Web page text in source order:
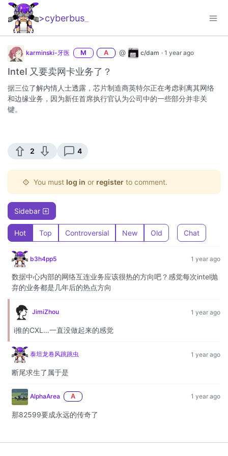
>cyberbus
karminski-牙医 M A @ c/dam · 1 year ago
Intel 又要卖网卡业务了？
据三位了解内情人士透露，芯片制造商英特尔正在考虑剥离其网络
和边缘业务，因为新任首席执行官认为公司中的一些部分并非关
键。
2 4
You must log in or register to comment.
Sidebar
Hot Top Controversial New Old Chat
b3h4pp5 1 year ago
数据中心内部的网络互连业务应该很热的方向吧？感觉每次intel抛
弃的业务都是几年后的热点方向
JimiZhou 1 year ago
i推的CXL…一直没做起来的感觉
泰坦龙卷风跳跳虫 1 year ago
断尾求生了属于是
AlphaArea A 1 year ago
那82599要成永远的传奇了